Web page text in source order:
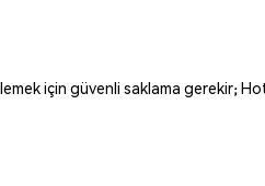
için güvenli saklama gerekir;